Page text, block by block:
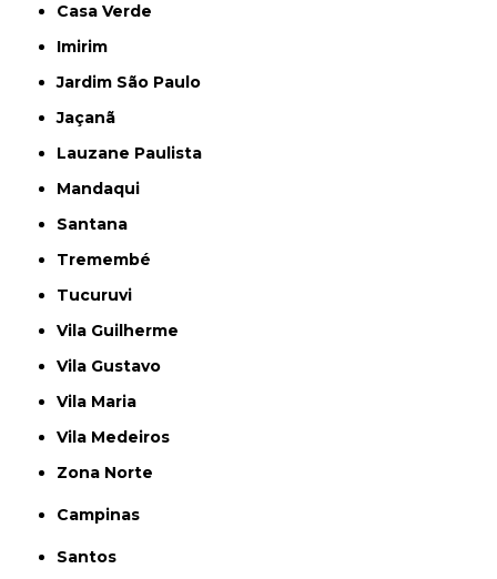
Casa Verde
Imirim
Jardim São Paulo
Jaçanã
Lauzane Paulista
Mandaqui
Santana
Tremembé
Tucuruvi
Vila Guilherme
Vila Gustavo
Vila Maria
Vila Medeiros
Zona Norte
Campinas
Santos